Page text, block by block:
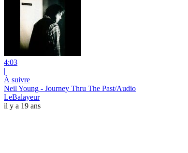
4:03
|
À suivre
Neil Young - Journey Thru The Past/Audio
LeBalayeur
il y a 19 ans